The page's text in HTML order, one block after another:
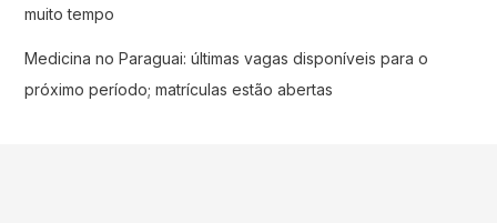
muito tempo
Medicina no Paraguai: últimas vagas disponíveis para o
próximo período; matrículas estão abertas